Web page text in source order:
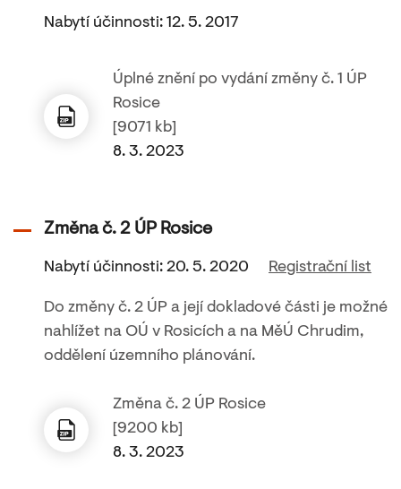
Nabytí účinnosti: 12. 5. 2017
Úplné znění po vydání změny č. 1 ÚP
Rosice
[9071 kb]
8. 3. 2023
Změna č. 2 ÚP Rosice
Nabytí účinnosti: 20. 5. 2020 Registrační list
Do změny č. 2 ÚP a její dokladové části je možné
nahlížet na OÚ v Rosicích a na MěÚ Chrudim,
oddělení územního plánování.
Změna č. 2 ÚP Rosice
[9200 kb]
8. 3. 2023